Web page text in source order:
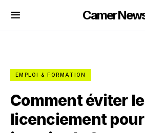
EMPLOI & FORMATION
Comment éviter
licenciement pour